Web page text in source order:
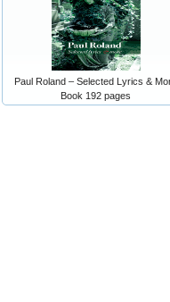
Paul Roland – Selected Lyrics &
Book 192 pages